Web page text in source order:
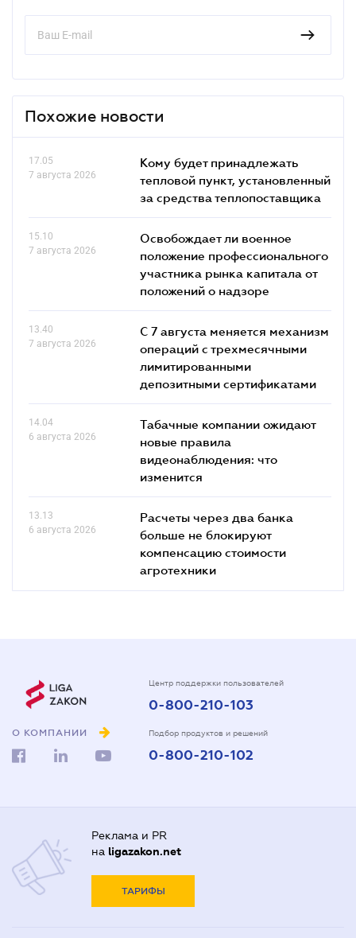
Похожие новости
17.05
7 августа 2026
Кому будет принадлежать
тепловой пункт, установленный
за средства теплопоставщика
15.10
7 августа 2026
Освобождает ли военное
положение профессионального
участника рынка капитала от
положений о надзоре
13.40
7 августа 2026
С 7 августа меняется механизм
операций с трехмесячными
лимитированными
депозитными сертификатами
14.04
6 августа 2026
Табачные компании ожидают
новые правила
видеонаблюдения: что
изменится
13.13
6 августа 2026
Расчеты через два банка
больше не блокируют
компенсацию стоимости
агротехники
О КОМПАНИИ
Центр поддержки пользователей
0-800-210-103
Подбор продуктов и решений
0-800-210-102
Реклама и PR
на ligazakon.net
ТАРИФЫ